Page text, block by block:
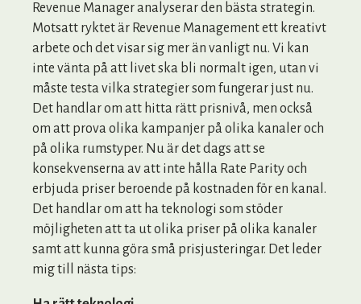
Revenue Manager analyserar den bästa strategin.
Motsatt ryktet är Revenue Management ett kreativt
arbete och det visar sig mer än vanligt nu. Vi kan
inte vänta på att livet ska bli normalt igen, utan vi
måste testa vilka strategier som fungerar just nu.
Det handlar om att hitta rätt prisnivå, men också
om att prova olika kampanjer på olika kanaler och
på olika rumstyper. Nu är det dags att se
konsekvenserna av att inte hålla Rate Parity och
erbjuda priser beroende på kostnaden för en kanal.
Det handlar om att ha teknologi som stöder
möjligheten att ta ut olika priser på olika kanaler
samt att kunna göra små prisjusteringar. Det leder
mig till nästa tips: